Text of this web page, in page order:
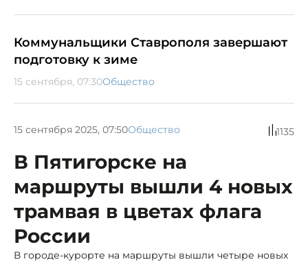
Коммунальщики Ставрополя завершают
подготовку к зиме
15 сентября, 07:30Общество
15 сентября 2025, 07:50Общество 1135
В Пятигорске на
маршруты вышли 4 новых
трамвая в цветах флага
России
В городе-курорте на маршруты вышли четыре новых